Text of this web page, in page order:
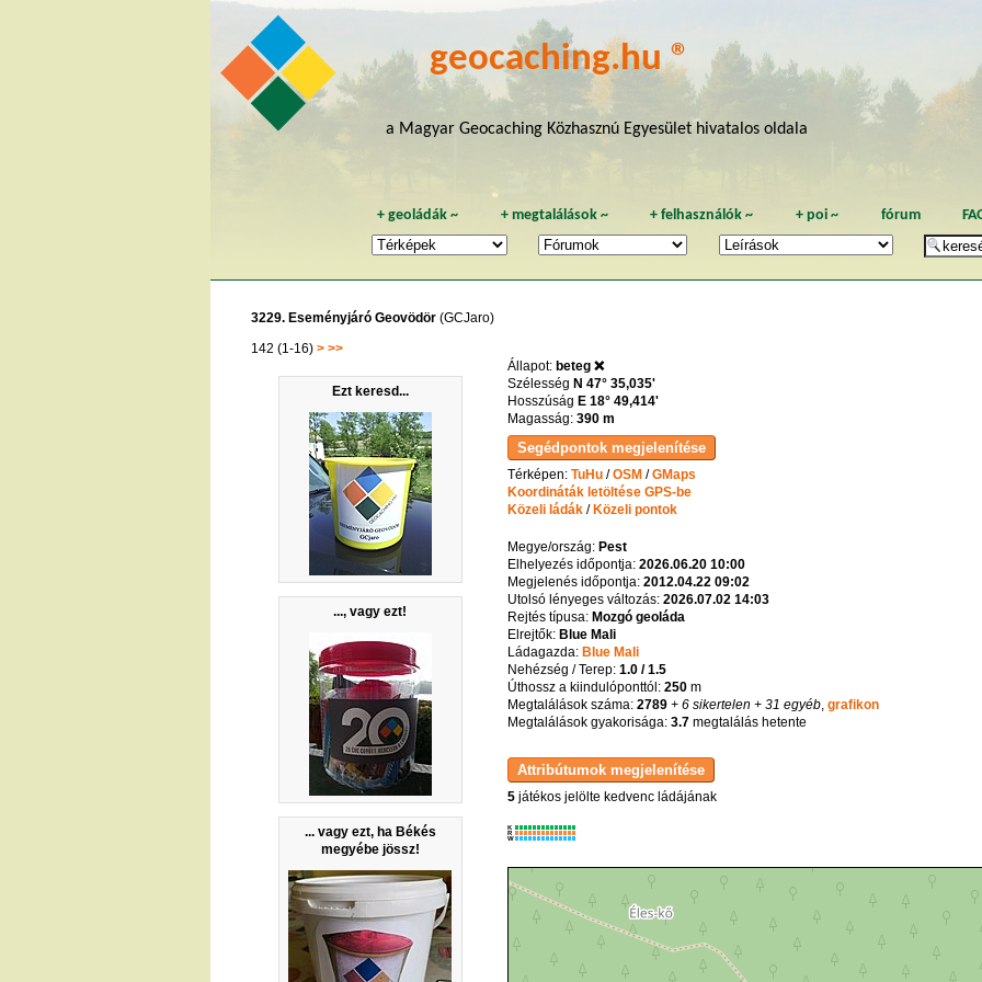
geocaching.hu ®
a Magyar Geocaching Közhasznú Egyesület hivatalos oldala
+geoládák ~ + megtalálások~ +felhasználók ~ + poi~ fórum
3229. Eseményjáró Geovödör (GCJaro)
142 (1-16) > >>
Ezt keresd...
..., vagy ezt!
... vagy ezt, ha Békés
megyébe jössz!
Állapot: beteg ❌
Szélesség N 47° 35,035'
Hosszúság E 18° 49,414'
Magasság: 390 m
Térképen: TuHu/OSM /GMaps
Koordináták letöltése GPS-be
Közeli ládák/ Közeli pontok
Megye/ország: Pest
Elhelyezés időpontja: 2026.06.20 10:00
Megjelenés időpontja: 2012.04.22 09:02
Utolsó lényeges változás: 2026.07.02 14:03
Rejtés típusa: Mozgó geoláda
Elrejtők: Blue Mali
Ládagazda: Blue Mali
Nehézség / Terep: 1.0 / 1.5
Úthossz a kiindulóponttól: 250m
Megtalálások száma: 2789+ 6 sikertelen + 31 egyéb, grafikon
Megtalálások gyakorisága: 3.7megtalálás hetente
5játékos jelölte kedvenc ládájának
K
R
W